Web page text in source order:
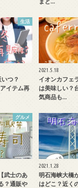
生活
つ？
イテム再
2021.5.18
イオンカフェ
は美味しい？
気商品も…
グルメ
武士のあ
？通販や
2021.1.28
明石海峡大橋
はどこ？近く